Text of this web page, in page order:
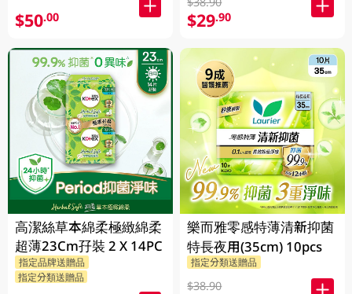
$50.00
高潔絲草本綿柔極緻綿柔
超薄23Cm孖裝 2 X 14PC
指定品牌送贈品
指定分類送贈品
$29.90
樂而雅零感特薄清新抑菌
特長夜用(35cm) 10pcs
指定分類送贈品
$38.90